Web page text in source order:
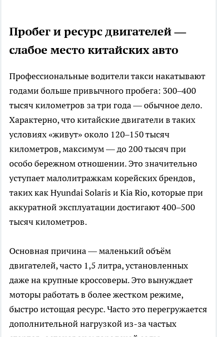
Пробег и ресурс двигателей —
слабое место китайских авто
Профессиональные водители такси накатывают
годами больше привычного пробега: 300–400
тысяч километров за три года — обычное дело.
Характерно, что китайские двигатели в таких
условиях «живут» около 120–150 тысяч
километров, максимум — до 200 тысяч при
особо бережном отношении. Это значительно
уступает малолитражкам корейских брендов,
таких как Hyundai Solaris и Kia Rio, которые при
аккуратной эксплуатации достигают 400–500
тысяч километров.
Основная причина — маленький объём
двигателей, часто 1,5 литра, установленных
даже на крупные кроссоверы. Это вынуждает
моторы работать в более жестком режиме,
быстро истощая ресурс. Часто это перегружается
дополнительной нагрузкой из-за частых